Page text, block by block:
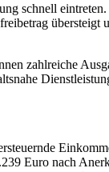
schnell
übersteigt
zahlreiche
Euro nach